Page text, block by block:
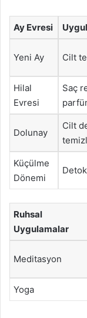
Ay Evresi
Yeni Ay Cilt
Hilal
Evresi
Saç
Dolunay
Cilt
Küçülme
Dönemi
Ruhsal
Uygulamalar
Meditasyon
Yoga